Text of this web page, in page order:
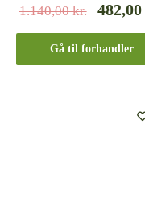
1.140,00kr. 482,00
Gå til forhandler